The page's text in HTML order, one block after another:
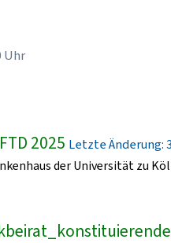
Uhr
2025 Letzte Änderung:
der Universität zu